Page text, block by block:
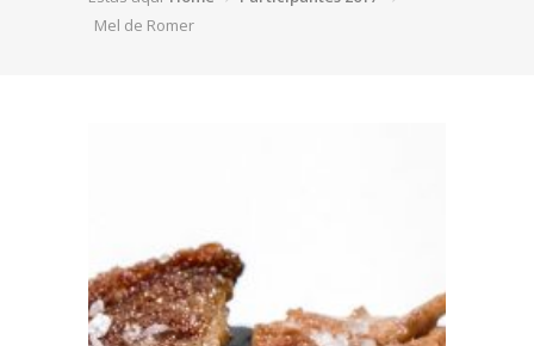
Participantes
Mel de Romer